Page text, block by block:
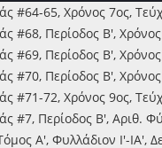
#64-65, Χρόνος 7ος,
#68, Περίοδος Β',
#69, Περίοδος Β',
#70, Περίοδος Β',
#71-72, Χρόνος 9ος,
#7, Περίοδος Β', Αριθ.
Α', Φυλλάδιον Ι'-ΙΑ',